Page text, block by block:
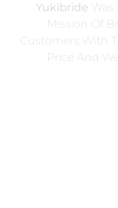
Yukibride
Mission Of
Customers With
Price And